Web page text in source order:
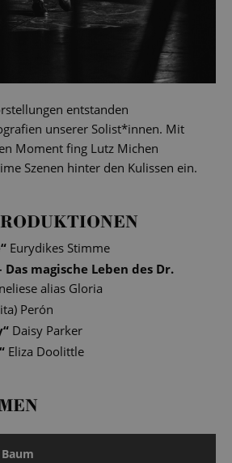
entstanden
unserer Solist*innen. Mit
Moment fing Lutz Michen
Szenen hinter den Kulissen ein.
“ Eurydikes Stimme
magische Leben des Dr.
alias Gloria
Perón
“ Daisy Parker
“ Eliza Doolittle